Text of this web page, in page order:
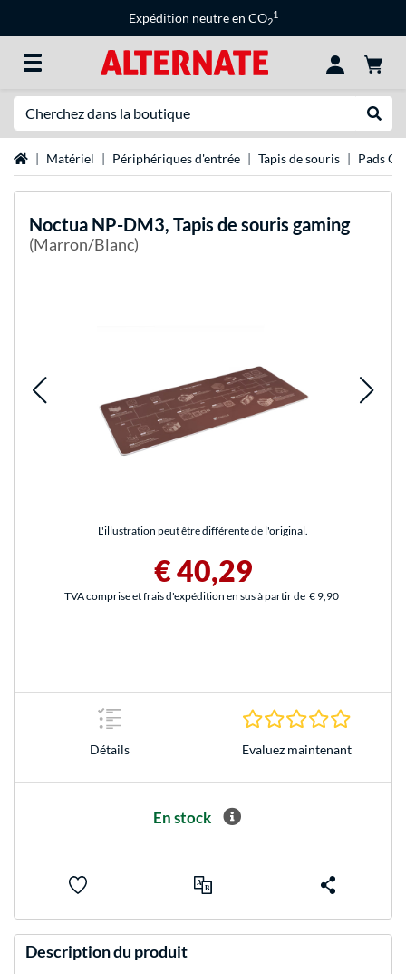
Expédition neutre en CO2
1
Page d'accueil
Matériel Périphériques d'entrée Tapis de souris Pads
Noctua NP-DM3, Tapis de souris gaming
(Marron/Blanc)
L'illustration peut être différente de l'original.
€ 40,29
TVA comprise et frais d'expédition en sus à partir de € 9,90
Détails Evaluez maintenant
En stock
Description du produit